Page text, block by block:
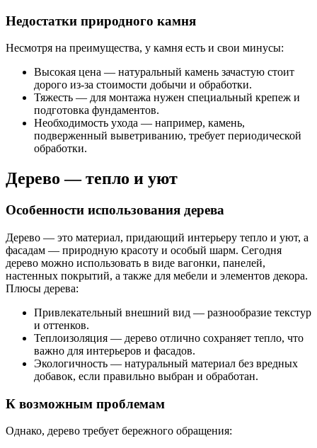
Недостатки природного камня
Несмотря на преимущества, у камня есть и свои минусы:
Высокая цена — натуральный камень зачастую стоит
дорого из-за стоимости добычи и обработки.
Тяжесть — для монтажа нужен специальный крепеж и
подготовка фундаментов.
Необходимость ухода — например, камень,
подверженный выветриванию, требует периодической
обработки.
Дерево — тепло и уют
Особенности использования дерева
Дерево — это материал, придающий интерьеру тепло и уют, а
фасадам — природную красоту и особый шарм. Сегодня
дерево можно использовать в виде вагонки, панелей,
настенных покрытий, а также для мебели и элементов декора.
Плюсы дерева:
Привлекательный внешний вид — разнообразие текстур
и оттенков.
Теплоизоляция — дерево отлично сохраняет тепло, что
важно для интерьеров и фасадов.
Экологичность — натуральный материал без вредных
добавок, если правильно выбран и обработан.
К возможным проблемам
Однако, дерево требует бережного обращения: